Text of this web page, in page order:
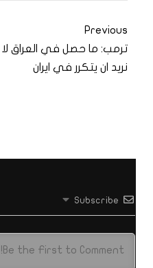
Previous
ترمب: ما حصل في العراق لا
نريد ان يتكرر في ايران
Subscribe